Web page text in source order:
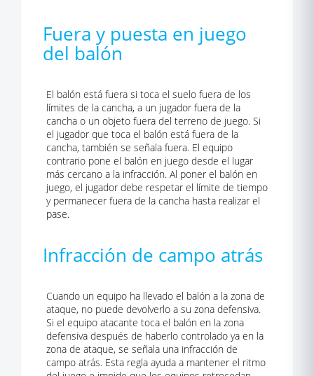
Fuera y puesta en juego
del balón
El balón está fuera si toca el suelo fuera de los
límites de la cancha, a un jugador fuera de la
cancha o un objeto fuera del terreno de juego. Si
el jugador que toca el balón está fuera de la
cancha, también se señala fuera. El equipo
contrario pone el balón en juego desde el lugar
más cercano a la infracción. Al poner el balón en
juego, el jugador debe respetar el límite de tiempo
y permanecer fuera de la cancha hasta realizar el
pase.
Infracción de campo atrás
Cuando un equipo ha llevado el balón a la zona de
ataque, no puede devolverlo a su zona defensiva.
Si el equipo atacante toca el balón en la zona
defensiva después de haberlo controlado ya en la
zona de ataque, se señala una infracción de
campo atrás. Esta regla ayuda a mantener el ritmo